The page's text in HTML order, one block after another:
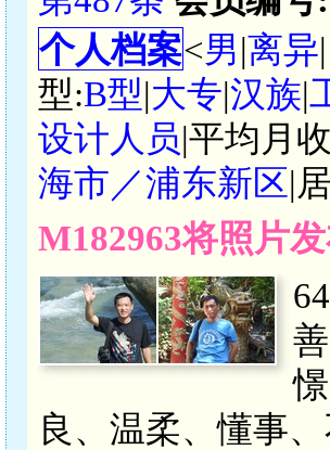
个人档案<男|离异|
型:B型|大专|汉族|
设计人员|平均月
海市／浦东新区|
M182963将照片
良、温柔、懂事